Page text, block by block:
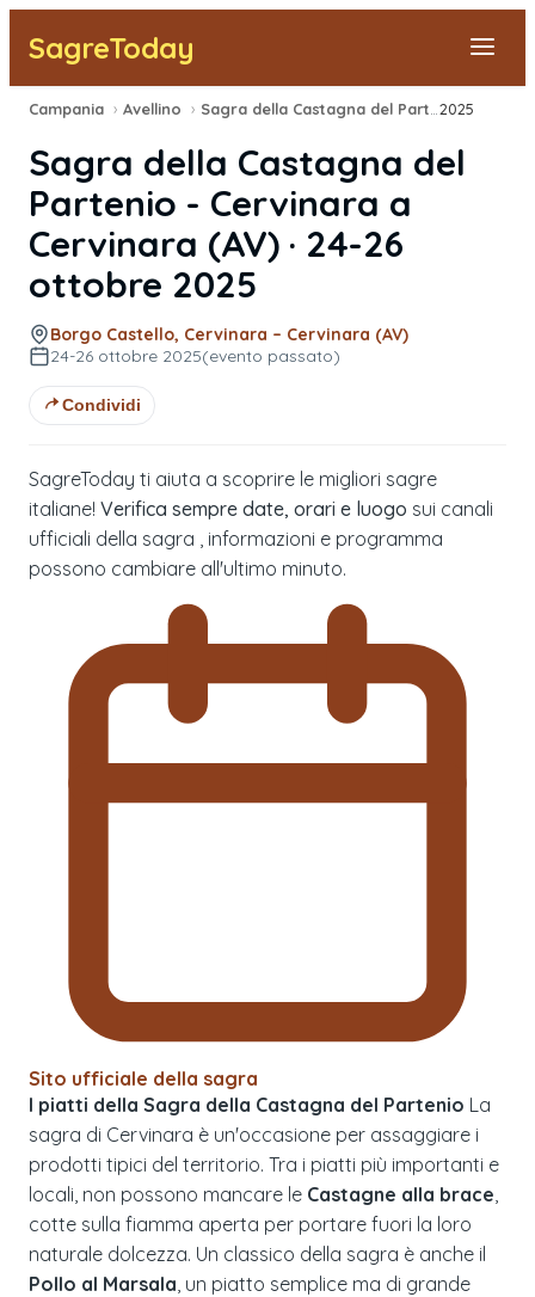
SagreToday
Segnala una sagra
Tutte le Sagre
Vicino a Me
Campania › Avellino › 2025
Sagra della Castagna del
Partenio - Cervinara a
Cervinara (AV) · 24-26
ottobre 2025
Borgo Castello, Cervinara – Cervinara (AV)
24-26 ottobre 2025(evento passato)
Condividi
SagreToday ti aiuta a scoprire le migliori sagre
italiane! Verifica sempre date, orari e luogo sui canali
ufficiali della sagra , informazioni e programma
possono cambiare all'ultimo minuto.
Sito ufficiale della sagra
I piatti della Sagra della Castagna del Partenio La
sagra di Cervinara è un'occasione per assaggiare i
prodotti tipici del territorio. Tra i piatti più importanti e
locali, non possono mancare le Castagne alla brace
cotte sulla fiamma aperta per portare fuori la loro
naturale dolcezza. Un classico della sagra è anche il
Pollo al Marsala , un piatto semplice ma di grande